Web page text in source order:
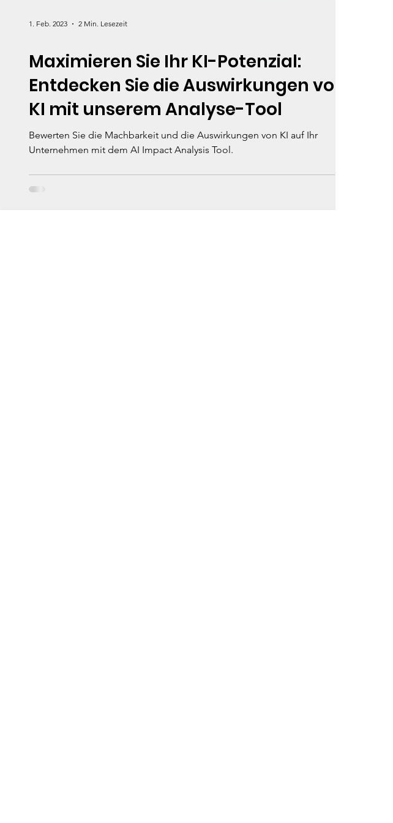
Maximieren Sie Ihr KI-Potenzial:
Entdecken Sie die Auswirkungen von
KI mit unserem Analyse-Tool
Bewerten Sie die Machbarkeit und die Auswirkungen von KI auf Ihr
Unternehmen mit dem AI Impact Analysis Tool.
1. Feb. 2023 2 Min. Lesezeit